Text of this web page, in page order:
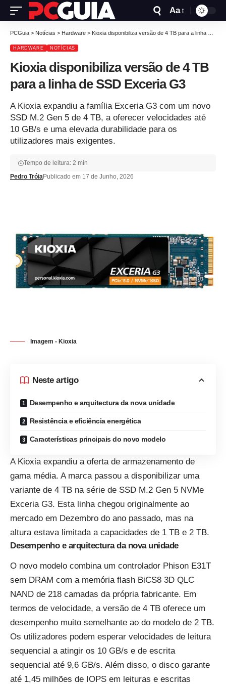
Aa
PCGuia > Notícias > Hardware > Kioxia disponibiliza versão de 4 TB para a linha de SSD Exceria G3
HARDWARE NOTÍCIAS
Kioxia disponibiliza versão de 4 TB
para a linha de SSD Exceria G3
A Kioxia expandiu a família Exceria G3 com um novo
SSD M.2 Gen 5 de 4 TB, a oferecer velocidades até
10 GB/s e uma elevada durabilidade para os
utilizadores mais exigentes.
Pedro TróiaPublicado em 17 de Junho, 2026
Tempo de leitura: 2 min
Imagem - Kioxia
Neste artigo
Desempenho e arquitectura da nova unidade
Resistência e eficiência energética
Características principais do novo modelo
A Kioxia expandiu a oferta de armazenamento de
gama média. A marca passou a disponibilizar uma
variante de 4 TB na série de SSD M.2 Gen 5 NVMe
Exceria G3. Esta linha chegou originalmente ao
mercado em Dezembro do ano passado, mas na
altura estava limitada a capacidades de 1 TB e 2 TB.
Desempenho e arquitectura da nova unidade
O novo modelo combina um controlador Phison E31T
sem DRAM com a memória flash BiCS8 3D QLC
NAND de 218 camadas da própria fabricante. Em
termos de velocidade, a versão de 4 TB oferece um
desempenho muito semelhante ao do modelo de 2 TB.
Os utilizadores podem esperar velocidades de leitura
sequencial a atingir os 10 GB/s e de escrita
sequencial até 9,6 GB/s. Além disso, o disco garante
até 1,45 milhões de IOPS em leituras e escritas